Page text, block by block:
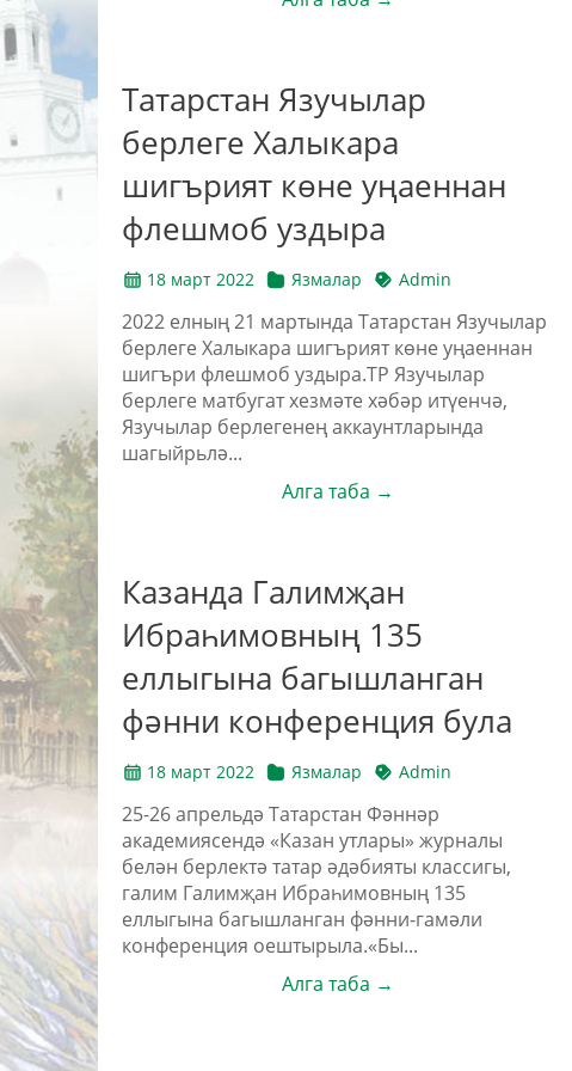
Татарстан Язучылар
берлеге Халыкара
шигърият көне уңаеннан
флешмоб уздыра
18 март 2022 Язмалар Admin
2022 елның 21 мартында Татарстан Язучылар
берлеге Халыкара шигърият көне уңаеннан
шигъри флешмоб уздыра.ТР Язучылар
берлеге матбугат хезмәте хәбәр итүенчә,
Язучылар берлегенең аккаунтларында
шагыйрьлә...
Алга таба →
Казанда Галимҗан
Ибраһимовның 135
еллыгына багышланган
фәнни конференция була
18 март 2022 Язмалар Admin
25-26 апрельдә Татарстан Фәннәр
академиясендә «Казан утлары» журналы
белән берлектә татар әдәбияты классигы,
галим Галимҗан Ибраһимовның 135
еллыгына багышланган фәнни-гамәли
конференция оештырыла.«Бы...
Алга таба →